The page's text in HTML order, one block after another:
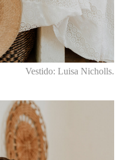
Vestido: Luisa Nicholls.